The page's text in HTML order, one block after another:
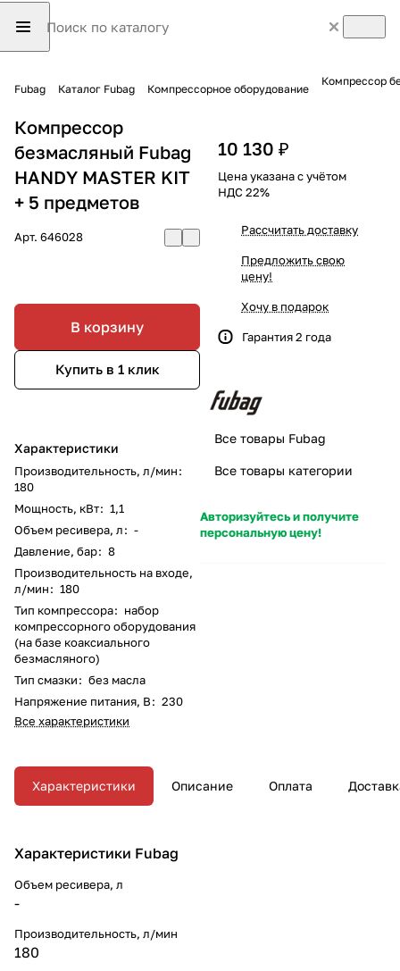
Fubag Каталог Fubag Компрессорное оборудование
Компрессор
Компрессор
безмасляный Fubag
HANDY MASTER KIT
+ 5 предметов
Арт. 646028
В корзину
Купить в 1 клик
Характеристики
Производительность, л/мин:
180
Мощность, кВт: 1,1
Объем ресивера, л: -
Давление, бар: 8
Производительность на входе,
л/мин: 180
Тип компрессора: набор
компрессорного оборудования
(на базе коаксиального
безмасляного)
Тип смазки: без масла
Напряжение питания, В: 230
Все характеристики
10 130 ₽
Цена указана с учётом
НДС 22%
Рассчитать доставку
Предложить свою
цену!
Хочу в подарок
Гарантия 2 года
Все товары Fubag
Все товары категории
Авторизуйтесь и получите
персональную цену!
Характеристики Описание Оплата
Характеристики Fubag
Объем ресивера, л
-
Производительность, л/мин
180